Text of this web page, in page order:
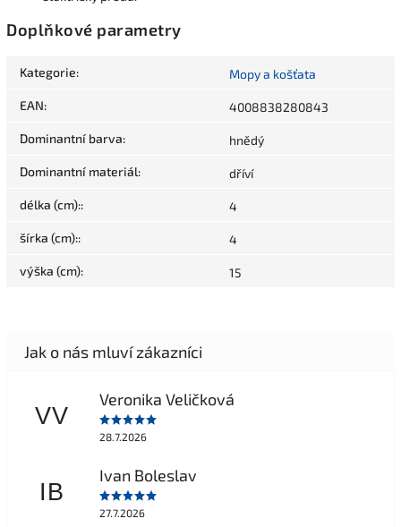
Doplňkové parametry
Kategorie: Mopy a košťata
EAN: 4008838280843
Dominantní barva: hnědý
Dominantní materiál: dříví
délka (cm):: 4
šírka (cm):: 4
výška (cm): 15
VV
Veronika Veličková
28.7.2026
IB
Ivan Boleslav
27.7.2026